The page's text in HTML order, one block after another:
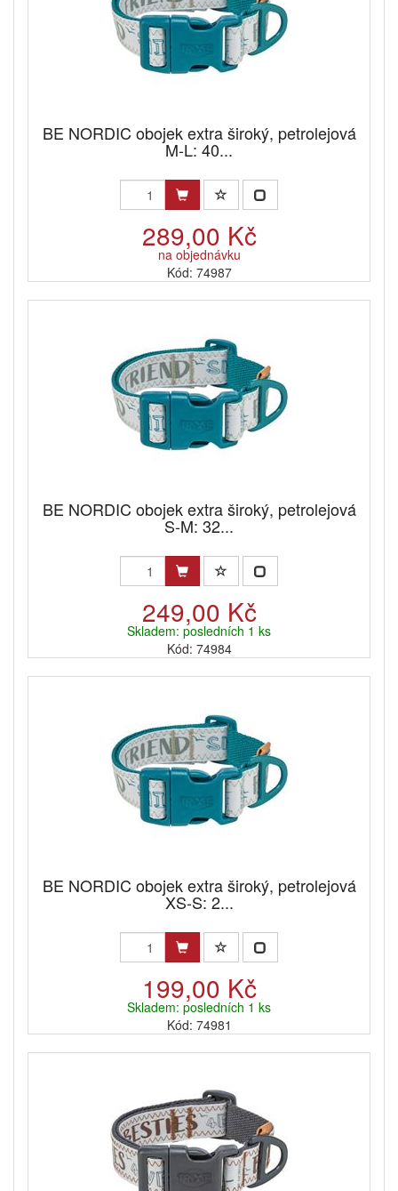
BE NORDIC obojek extra široký, petrolejová
M-L: 40...
289,00 Kč
na objednávku
Kód: 74987
BE NORDIC obojek extra široký, petrolejová
S-M: 32...
249,00 Kč
Skladem: posledních 1 ks
Kód: 74984
BE NORDIC obojek extra široký, petrolejová
XS-S: 2...
199,00 Kč
Skladem: posledních 1 ks
Kód: 74981